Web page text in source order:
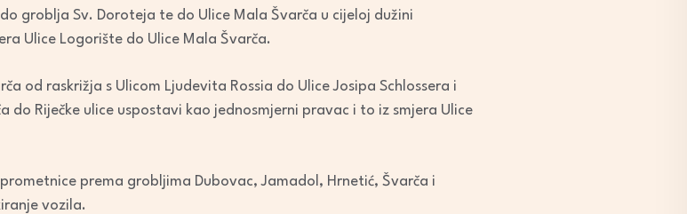
groblja Sv. Doroteja te do Ulice Mala Švarča u cijeloj dužini
Ulice Logorište do Ulice Mala Švarča.
od raskrižja s Ulicom Ljudevita Rossia do Ulice Josipa Schlossera i
do Riječke ulice uspostavi kao jednosmjerni pravac i to iz smjera Ulice
prema grobljima Dubovac, Jamadol, Hrnetić, Švarča i
vozila.